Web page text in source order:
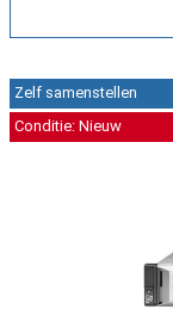
Zelf samenstellen
Conditie: Nieuw